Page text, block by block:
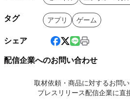
タグ アプリ ゲーム
シェア
配信企業へのお問い合わせ
取材依頼・商品に対するお問い
プレスリリース配信企業に直